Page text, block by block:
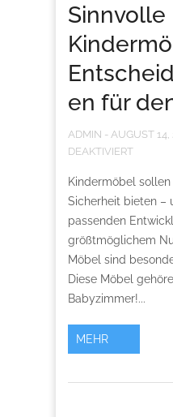
Sinnvolle
en für
ADMIN - AUGUST 14,
DEAKTIVIERT
Kindermöbel
Sicherheit bieten –
passenden
größtmöglichem
Möbel sind
Diese Möbel
Babyzimmer!...
MEHR